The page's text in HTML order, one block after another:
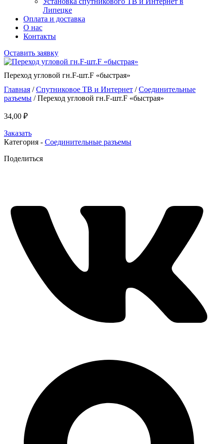
Липецке
Оплата и доставка
О нас
Контакты
Оставить заявку
Переход угловой гн.F-шт.F «быстрая»
Главная /Спутниковое ТВ и Интернет /Соединительные
разъемы / Переход угловой гн.F-шт.F «быстрая»
34,00 ₽
Заказать
Категория - Соединительные разъемы
Поделиться